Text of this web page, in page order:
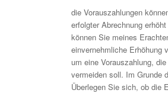
die Vorauszahlungen
erfolgter Abrechnung
können Sie meines
einvernehmliche Erhöhung
um eine Vorauszahlung,
vermeiden soll. Im Grunde
Überlegen Sie sich, ob die